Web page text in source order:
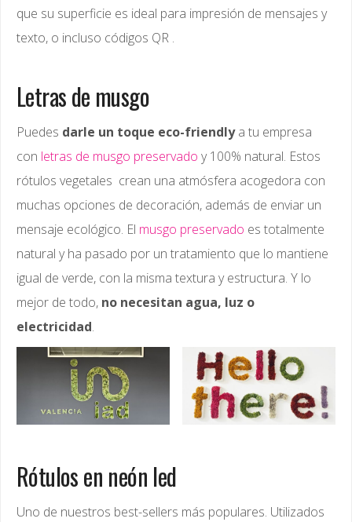
que su superficie es ideal para impresión de mensajes y
texto, o incluso códigos QR .
Letras de musgo
Puedes darle un toque eco-friendlya tu empresa
con letras de musgo preservado y 100% natural. Estos
rótulos vegetales crean una atmósfera acogedora con
muchas opciones de decoración, además de enviar un
mensaje ecológico. El musgo preservado es totalmente
natural y ha pasado por un tratamiento que lo mantiene
igual de verde, con la misma textura y estructura. Y lo
mejor de todo, no necesitan agua, luz o
electricidad.
Rótulos en neón led
Uno de nuestros best-sellers más populares. Utilizados